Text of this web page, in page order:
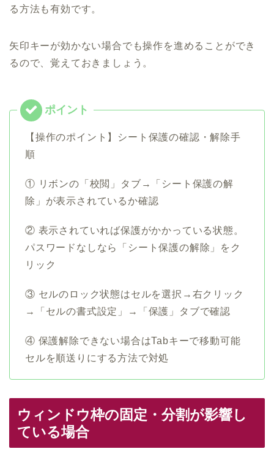
る方法も有効です。
矢印キーが効かない場合でも操作を進めることができ
るので、覚えておきましょう。
【操作のポイント】シート保護の確認・解除手
順
① リボンの「校閲」タブ→「シート保護の解
除」が表示されているか確認
② 表示されていれば保護がかかっている状態。
パスワードなしなら「シート保護の解除」をク
リック
③ セルのロック状態はセルを選択→右クリック
→「セルの書式設定」→「保護」タブで確認
④ 保護解除できない場合はTabキーで移動可能
セルを順送りにする方法で対処
ウィンドウ枠の固定・分割が影響し
ている場合